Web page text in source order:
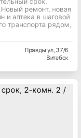
ремонт, новая
и аптека в шаговой
транспорта рядом,
Правды ул, 37/6
Витебск